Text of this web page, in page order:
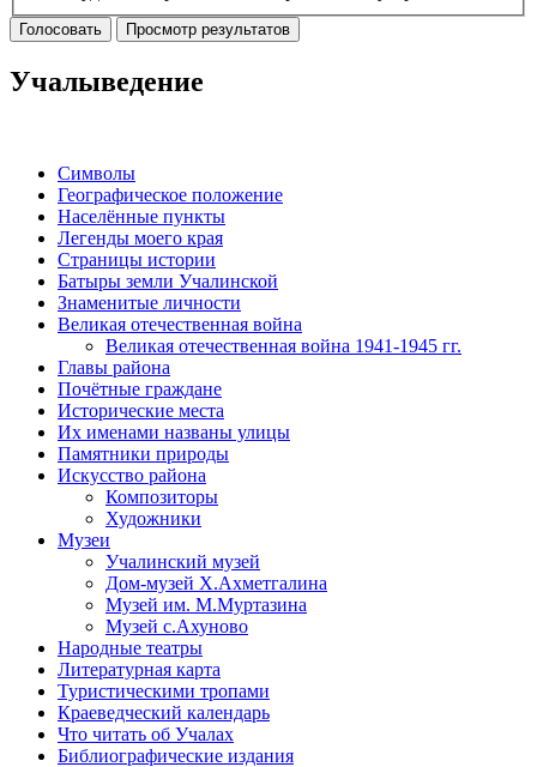
Учалыведение
Символы
Географическое положение
Населённые пункты
Легенды моего края
Страницы истории
Батыры земли Учалинской
Знаменитые личности
Великая отечественная война
Великая отечественная война 1941-1945 гг.
Главы района
Почётные граждане
Исторические места
Их именами названы улицы
Памятники природы
Искусство района
Композиторы
Художники
Музеи
Учалинский музей
Дом-музей Х.Ахметгалина
Музей им. М.Муртазина
Музей с.Ахуново
Народные театры
Литературная карта
Туристическими тропами
Краеведческий календарь
Что читать об Учалах
Библиографические издания